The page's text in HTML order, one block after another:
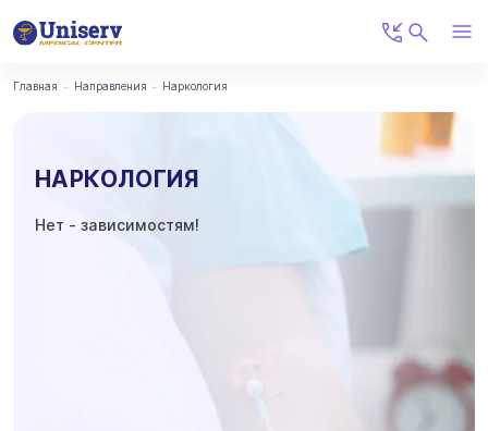
Главная Направления Наркология
НАРКОЛОГИЯ
Нет - зависимостям!